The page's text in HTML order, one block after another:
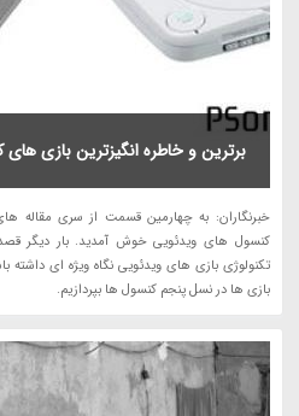
برترین و خاطره انگیزترین بازی
خبرنگاران: به چهارمین قسمت از سری مقاله
کنسول های ویدئویی خوش آمدید. بار دیگر
تکنولوژی بازی های ویدئویی نگاه ویژه ای داشته
بازی ها در نسل پنجم کنسول ها بپردازیم.